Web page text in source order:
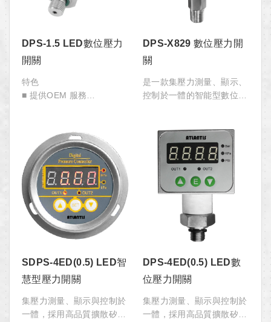
DPS-1.5 LED數位壓力
開關
特色
■ 提供OEM 服務
■ 可任意設置開關量動作
■ 綜合精度±0.5%F.S
■ LED 即時顯示
■ 一路模擬量，兩路開關量
輸出(選項)
DPS-X829 數位壓力開
關
是一款集壓力測量、顯示、
控制於一體的智能型數位壓
護等。適合自動化產線、液
壓系統等領域。
SDPS-4ED(0.5) LED智
慧型壓力開關
集壓力測量、顯示與控制於
一體，採用高品質擴散矽與
DPS-4ED(0.5) LED數
位壓力開關
集壓力測量、顯示與控制於
一體，採用高品質擴散矽與